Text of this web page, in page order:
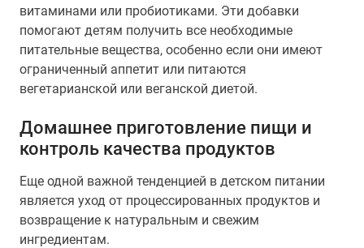
витаминами или пробиотиками. Эти добавки
помогают детям получить все необходимые
питательные вещества, особенно если они имеют
ограниченный аппетит или питаются
вегетарианской или веганской диетой.
Домашнее приготовление пищи и
контроль качества продуктов
Еще одной важной тенденцией в детском питании
является уход от процессированных продуктов и
возвращение к натуральным и свежим
ингредиентам.